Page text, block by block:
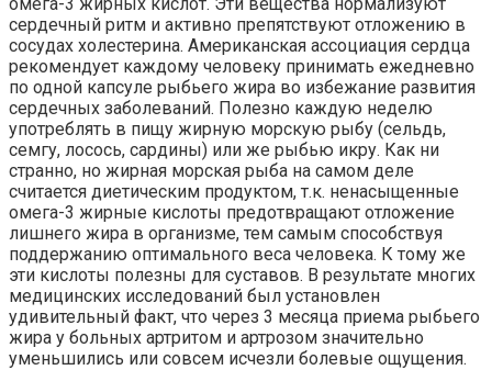
сердечный ритм и активно препятствуют отложению в
сосудах холестерина. Американская ассоциация сердца
рекомендует каждому человеку принимать ежедневно
по одной капсуле рыбьего жира во избежание развития
сердечных заболеваний. Полезно каждую неделю
употреблять в пищу жирную морскую рыбу (сельдь,
семгу, лосось, сардины) или же рыбью икру. Как ни
странно, но жирная морская рыба на самом деле
считается диетическим продуктом, т.к. ненасыщенные
омега-3 жирные кислоты предотвращают отложение
лишнего жира в организме, тем самым способствуя
поддержанию оптимального веса человека. К тому же
эти кислоты полезны для суставов. В результате многих
медицинских исследований был установлен
удивительный факт, что через 3 месяца приема рыбьего
жира у больных артритом и артрозом значительно
уменьшились или совсем исчезли болевые ощущения.